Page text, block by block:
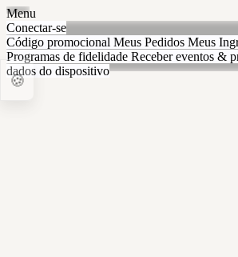
Menu
Conectar-se
Código promocional Meus Pedidos Meus
Programas de fidelidade Receber eventos &
dados do dispositivo
🍪